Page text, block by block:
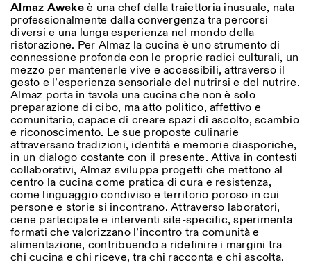
Almaz Awekeè una chef dalla traiettoria inusuale, nata
professionalmente dalla convergenza tra percorsi
diversi e una lunga esperienza nel mondo della
ristorazione. Per Almaz la cucina è uno strumento di
connessione profonda con le proprie radici culturali, un
mezzo per mantenerle vive e accessibili, attraverso il
gesto e l’esperienza sensoriale del nutrirsi e del nutrire.
Almaz porta in tavola una cucina che non è solo
preparazione di cibo, ma atto politico, affettivo e
comunitario, capace di creare spazi di ascolto, scambio
e riconoscimento. Le sue proposte culinarie
attraversano tradizioni, identità e memorie diasporiche,
in un dialogo costante con il presente. Attiva in contesti
collaborativi, Almaz sviluppa progetti che mettono al
centro la cucina come pratica di cura e resistenza,
come linguaggio condiviso e territorio poroso in cui
persone e storie si incontrano. Attraverso laboratori,
cene partecipate e interventi site-specific, sperimenta
formati che valorizzano l’incontro tra comunità e
alimentazione, contribuendo a ridefinire i margini tra
chi cucina e chi riceve, tra chi racconta e chi ascolta.